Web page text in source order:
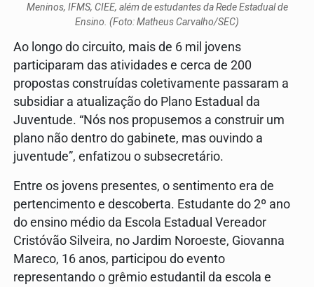
Meninos, IFMS, CIEE, além de estudantes da Rede Estadual de
Ensino. (Foto: Matheus Carvalho/SEC)
Ao longo do circuito, mais de 6 mil jovens
participaram das atividades e cerca de 200
propostas construídas coletivamente passaram a
subsidiar a atualização do Plano Estadual da
Juventude. “Nós nos propusemos a construir um
plano não dentro do gabinete, mas ouvindo a
juventude”, enfatizou o subsecretário.
Entre os jovens presentes, o sentimento era de
pertencimento e descoberta. Estudante do 2º ano
do ensino médio da Escola Estadual Vereador
Cristóvão Silveira, no Jardim Noroeste, Giovanna
Mareco, 16 anos, participou do evento
representando o grêmio estudantil da escola e